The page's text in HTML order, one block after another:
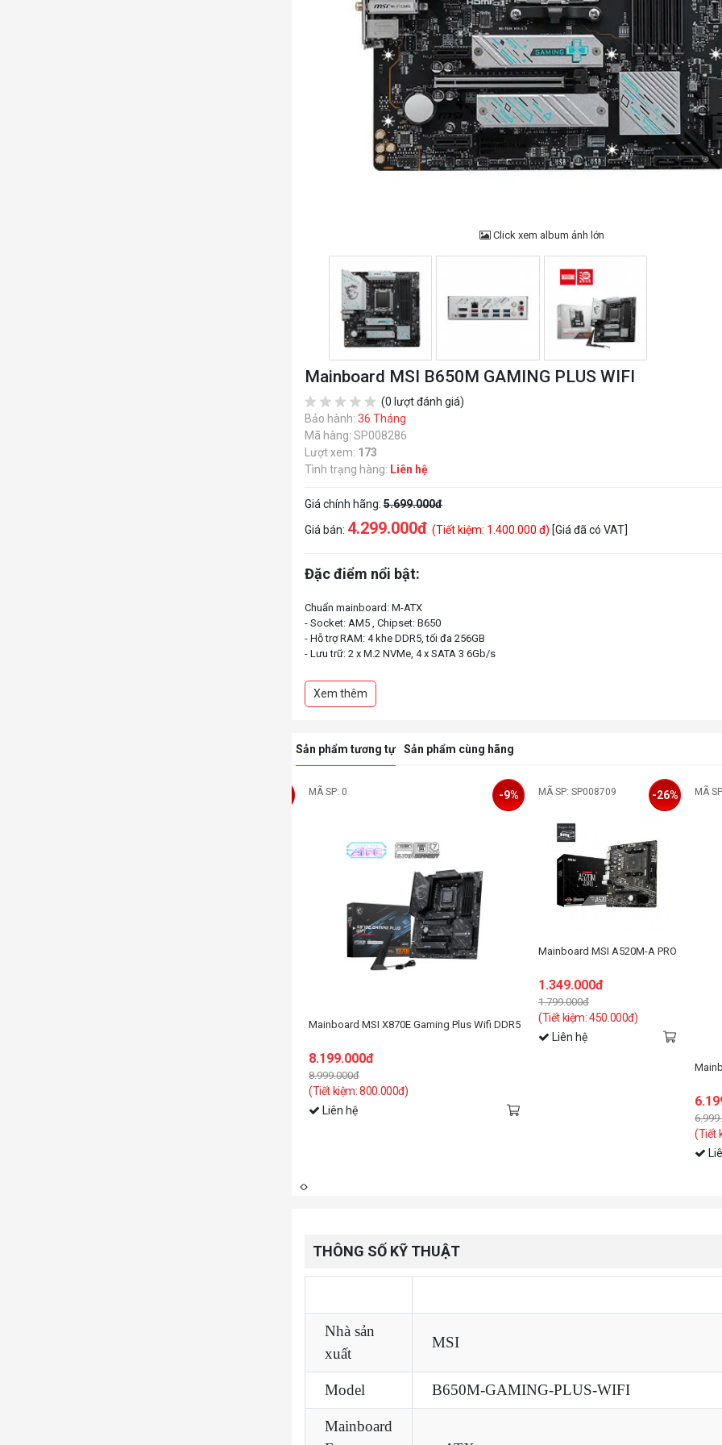
Click xem album ảnh lớn
Mainboard MSI B650M GAMING PLUS WIFI
(0 lượt đánh giá)
Bảo hành: 36 Tháng
Mã hàng: SP008286
Lượt xem: 173
Tình trạng hàng: Liên hệ
Giá chính hãng: 5.699.000đ
Giá bán: 4.299.000đ (Tiết kiệm: 1.400.000 đ) [Giá đã có VAT]
Đặc điểm nổi bật:
Chuẩn mainboard: M-ATX
- Socket: AM5 , Chipset: B650
- Hỗ trợ RAM: 4 khe DDR5, tối đa 256GB
- Lưu trữ: 2 x M.2 NVMe, 4 x SATA 3 6Gb/s
Xem thêm
Sản phẩm tương tự Sản phẩm cùng hãng
MÃ SP: 0
Mainboard MSI X870E Gaming Plus Wifi DDR5
8.199.000đ
8.999.000đ
(Tiết kiệm: 800.000đ)
-9%
Liên hệ
MÃ SP: SP008709
Mainboard MSI A520M-A PRO
1.349.000đ
1.799.000đ
(Tiết kiệm: 450.000đ)
-26%
Liên hệ
MÃ
(Tiết
THÔNG SỐ KỸ THUẬT
Nhà sản
xuất
MSI
Model B650M-GAMING-PLUS-WIFI
Mainboard